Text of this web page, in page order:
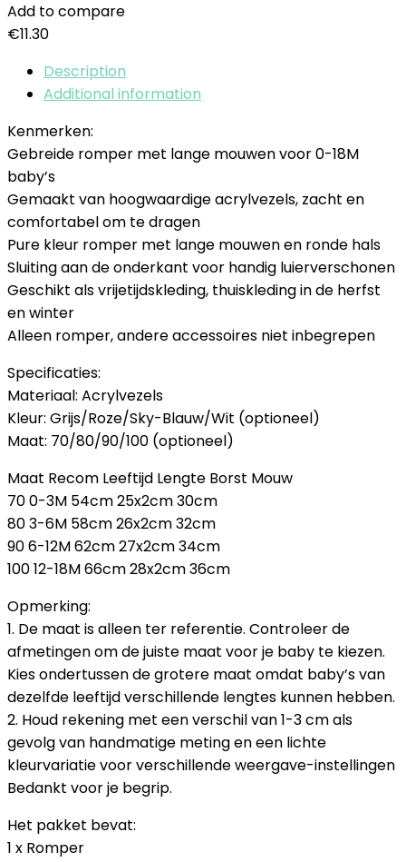
Add to compare
€11.30
Description
Additional information
Kenmerken:
Gebreide romper met lange mouwen voor 0-18M
baby’s
Gemaakt van hoogwaardige acrylvezels, zacht en
comfortabel om te dragen
Pure kleur romper met lange mouwen en ronde hals
Sluiting aan de onderkant voor handig luierverschonen
Geschikt als vrijetijdskleding, thuiskleding in de herfst
en winter
Alleen romper, andere accessoires niet inbegrepen
Specificaties:
Materiaal: Acrylvezels
Kleur: Grijs/Roze/Sky-Blauw/Wit (optioneel)
Maat: 70/80/90/100 (optioneel)
Maat Recom Leeftijd Lengte Borst Mouw
70 0-3M 54cm 25x2cm 30cm
80 3-6M 58cm 26x2cm 32cm
90 6-12M 62cm 27x2cm 34cm
100 12-18M 66cm 28x2cm 36cm
Opmerking:
1. De maat is alleen ter referentie. Controleer de
afmetingen om de juiste maat voor je baby te kiezen.
Kies ondertussen de grotere maat omdat baby’s van
dezelfde leeftijd verschillende lengtes kunnen hebben.
2. Houd rekening met een verschil van 1-3 cm als
gevolg van handmatige meting en een lichte
kleurvariatie voor verschillende weergave-instellingen
Bedankt voor je begrip.
Het pakket bevat:
1 x Romper